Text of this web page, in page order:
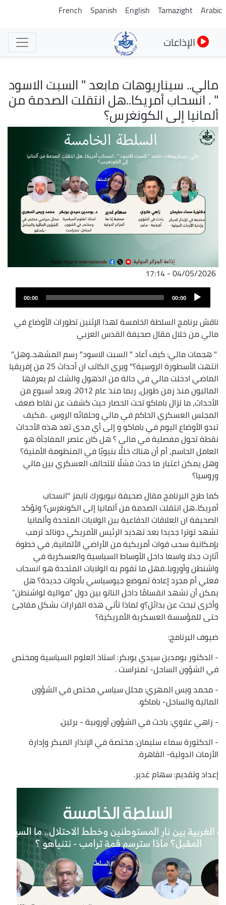
تجاوز
Arabic
Tamazight
English
Spanish
French
الإذاعات
مالي.. سيناريوهات مابعد " السبت الاسود
" . انسحاب أمريكا..هل انتقلت الصدمة من
ألمانيا إلى الكونغرس؟
الصورة
04/05/2026 - 17:14
ملف
الصوت
Audio
Player
00:00
00:00
ناقش برنامج السلطة الخامسة لهذا الإثنين تطورات الأوضاع في
مالي من خلال مقال صحيفة القدس العربي
" هجمات مالي: كيف أعاد " السبت الاسود" رسم المشهد..وهل"
انتهت الأسطورة الروسية؟" ويرى الكاتب ان أحداث 25 من إفريقيا
الماضي ادخلت مالي في حالة من الذهول والشك لم يعرفها
الماليون منذ زمن طويل، ربما منذ عام 2012. وبعد أسبوع من
الأحداث، ما تزال باماكو تحت الحصار حيث كشفت عن نقاط ضعف
المجلس العسكري الحاكم في مالي وحلفائه الروس. ..فكيف
تبدو الأوضاع اليوم في باماكو و إلى أي مدى تعد هذه الأحداث
نقطة تحول مفصلية في مالي ؟ هل كان عنصر المفاجأة هو
العامل الحاسم، أم أن هناك خللًا بنيويًا في المنظومة الأمنية؟
وهل يمكن اعتبار ما حدث فشلًا للتحالف العسكري بين مالي
وروسيا؟
كما طرح البرنامج مقال صحيفة نيويورك تايمز "انسحاب
أمريكا..هل انتقلت الصدمة من ألمانيا إلى الكونغرس؟ وتؤكد
الصحيفة ان العلاقات الدفاعية بين الولايات المتحدة وألمانيا
تشهد توترا جديدا بعد تهديد الرئيس الأمريكي دونالد ترمب
بإمكانية سحب قوات أمريكية من الأراضي الألمانية، في خطوة
أثارت جدلا واسعا داخل الأوساط السياسية والعسكرية في
واشنطن وأوروبا..فهل ما تقوم به الولايات المتحدة هو انسحاب
فعلي أم مجرد إعادة تموضع جيوسياسي بأدوات جديدة؟ هل
يمكن أن نشهد انقسامًا داخل الناتو بين دول “موالية لواشنطن”
وأخرى تبحث عن بدائل؟و لماذا تأتي هذه القرارات بشكل مفاجئ
حتى للمؤسسة العسكرية الأمريكية؟
ضيوف البرنامج:
- الدكتور بومدين سيدي بوبكر: استاذ العلوم السياسية ومختص
في الشؤون الساحل- تمنراست .
- محمد ويس المهري: محلل سياسي مختص في الشؤون
المالية والساحل- باماكو.
- زاهي علاوي: باحث في الشؤون أوروبية - برلين.
- الدكتورة سماء سليمان: مختصة في الإنذار المبكر وإدارة
الأزمات الدولية- القاهرة.
إعداد وتقديم: سهام غدير.